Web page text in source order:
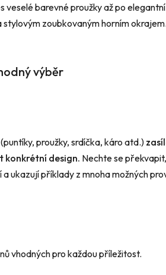
barevné proužky až po
stylovým zoubkovaným horním okrajem.
výběr
proužky, srdíčka, káro atd.)
konkrétní design. Nechte se
ukazují příklady z mnoha možných
vhodných pro každou příležitost.